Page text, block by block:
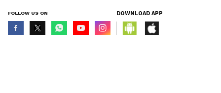
FOLLOW US ON DOWNLOAD APP